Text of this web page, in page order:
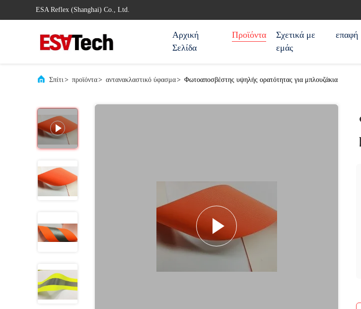
ESA Reflex (Shanghai) Co., Ltd.
Αρχική
Σελίδα
Προϊόντα
Σχετικά με
εμάς
επαφή
Σπίτι> προϊόντα> αντανακλαστικό ύφασμα> Φωτοαποσβέστης υψηλής ορατότητας για μπλουζάκια